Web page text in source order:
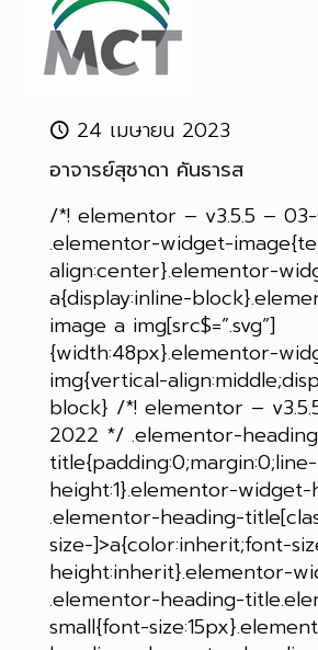
24 เมษายน 2023
อาจารย์สุชาดา คันธารส
/*! elementor – v3.5.5 –
.elementor-widget-
align:center}.elementor-
a{display:inline-
image a img[src$=”.svg”]
{width:48px}.elementor-
img{vertical-
block} /*! elementor –
2022 */ .elementor-
title{padding:0;margin:0;line-
height:1}.elementor-widget-
.elementor-heading-
size-]>a{color:inherit;font-
height:inherit}.elementor-
.elementor-heading-
small{font-